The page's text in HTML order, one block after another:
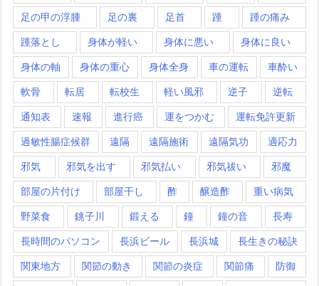
足の甲の浮腫 足の裏 足首 踵 踵の痛み
踵落とし 身体が軽い 身体に悪い 身体に良い
身体の軸 身体の重心 身体全身 車の運転 車酔い
軟骨 転居 転校生 軽い風邪 逆子 逆転
通知表 速報 進行癌 運をつかむ 運転免許更新
過敏性腸症候群 遠隔 遠隔施術 遠隔気功 適応力
邪気 邪気を出す 邪気払い 邪気祓い 邪魔
部屋の片付け 部屋干し 酢 醸造酢 重い病気
野菜食 銚子川 鍛える 鐘 鐘の音 長寿
長時間のパソコン 長浜ビール 長浜城 長生きの秘訣
関東地方 関節の動き 関節の炎症 関節痛 防御